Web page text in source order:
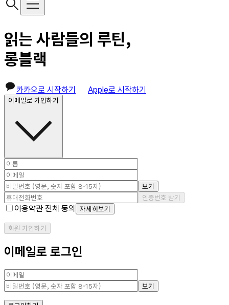
읽는 사람들의 루틴,
롱블랙
카카오로 시작하기 Apple로 시작하기
이메일로 가입하기
보기
인증번호 받기
이용약관 전체 동의 자세히보기
회원 가입하기
이메일로 로그인
보기